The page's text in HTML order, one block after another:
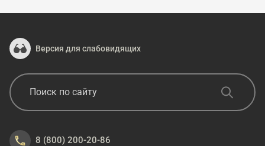
Версия для слабовидящих
8 (800) 200-20-86